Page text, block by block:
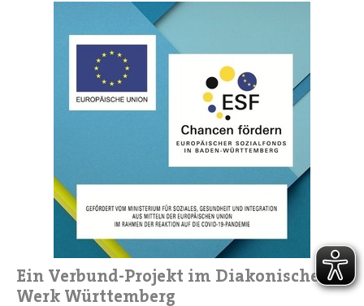
Ein Verbund-Projekt im Diakonischen
Werk Württemberg